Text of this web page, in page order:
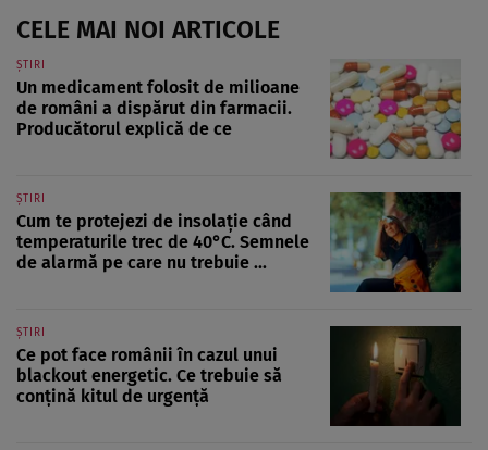
CELE MAI NOI ARTICOLE
ȘTIRI
Un medicament folosit de milioane
de români a dispărut din farmacii.
Producătorul explică de ce
ȘTIRI
Cum te protejezi de insolație când
temperaturile trec de 40°C. Semnele
de alarmă pe care nu trebuie ...
ȘTIRI
Ce pot face românii în cazul unui
blackout energetic. Ce trebuie să
conțină kitul de urgență